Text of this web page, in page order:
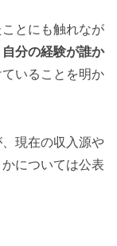
とにも触れなが
分の経験が誰か
いることを明か
現在の収入源や
については公表